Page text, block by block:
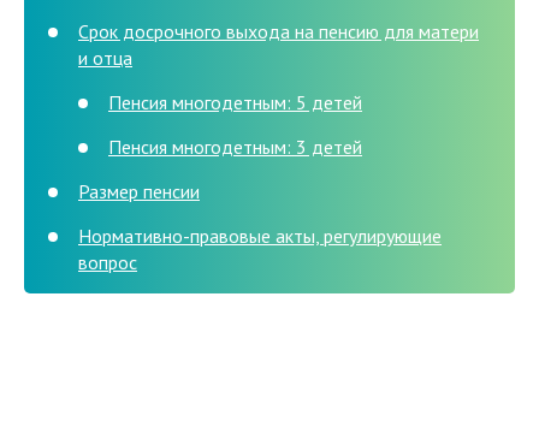
Срок досрочного выхода на пенсию для матери
и отца
Пенсия многодетным: 5 детей
Пенсия многодетным: 3 детей
Размер пенсии
Нормативно-правовые акты, регулирующие
вопрос